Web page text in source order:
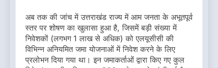
अब तक की जांच में उत्तराखंड राज्य में आम जनता के अभूतपूर्व
स्तर पर शोषण का खुलासा हुआ है, जिसमें बड़ी संख्या में
निवेशकों (लगभग 1 लाख से अधिक) को एलयूसीसी की
विभिन्न अनियमित जमा योजनाओं में निवेश करने के लिए
प्रलोभन दिया गया था। इन जमाकर्ताओं द्वारा किए गए कुल